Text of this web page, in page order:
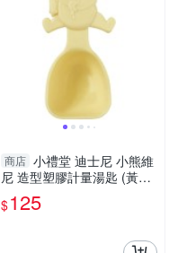
商店 小禮堂 迪士尼 小熊維
尼 造型塑膠計量湯匙 (黃款)
4904121-365313
$125